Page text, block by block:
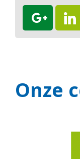
Onze